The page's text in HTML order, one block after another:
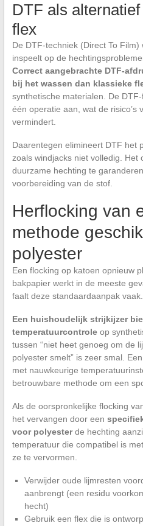
DTF als
flex
De DTF-techniek (Direct To
inspeelt op de
Correct aangebrachte DTF-
bij het wassen dan klassieke
synthetische materialen. De
één operatie aan, wat de risico’s
vermindert.
Daarentegen elimineert DTF het
zoals windjacks niet volledig. Het
duurzame hechting te
voorbereiding van de stof.
Herflocking van
methode
polyester
Een flocking op katoen opnieuw
bakpapier werkt in de meeste
faalt deze standaardaanpak
Een huishoudelijk strijkijzer
temperatuurcontroleop
tussen “niet heet genoeg om de
polyester smelt” is zeer smal.
met nauwkeurige
betrouwbare methode om een
Als de oorspronkelijke flocking
het vervangen door een
voor polyesterde hechting
temperatuur die compatibel is
ze te vervormen.
Verwijder oude lijmresten
aanbrengt (een residu
hecht)
Gebruik een flex die is